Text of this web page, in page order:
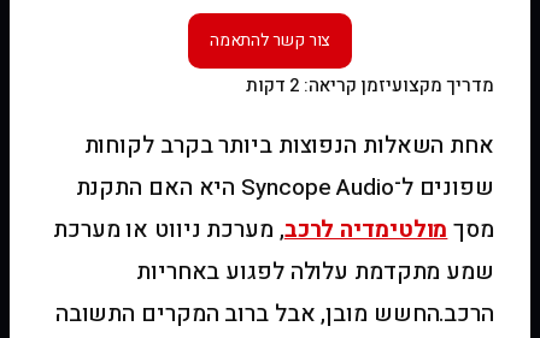
מדריך מקצועיזמן קריאה: 2 דקות
אחת השאלות הנפוצות ביותר בקרב לקוחות
שפונים ל־Syncope Audio היא האם התקנת
מסךמולטימדיה לרכב, מערכת ניווט או מערכת
שמע מתקדמת עלולה לפגוע באחריות
הרכב.החשש מובן, אבל ברוב המקרים התשובה